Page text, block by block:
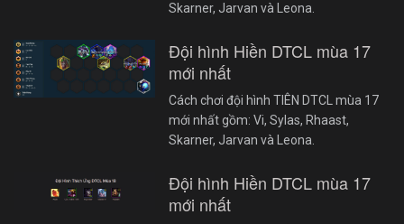
Skarner, Jarvan và Leona.
Đội hình Hiền DTCL mùa 17
mới nhất
Cách chơi đội hình TIÊN DTCL mùa 17
mới nhất gồm: Vi, Sylas, Rhaast,
Skarner, Jarvan và Leona.
Đội hình Hiền DTCL mùa 17
mới nhất